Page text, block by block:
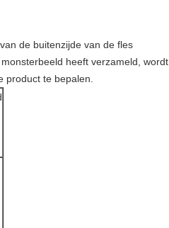
de buitenzijde van de fles
heeft verzameld, wordt
te bepalen.